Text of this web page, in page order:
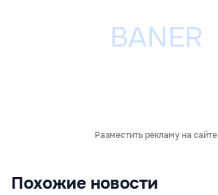
Разместить рекламу на сайте
Похожие новости